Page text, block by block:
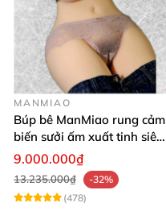
MANMIAO
Búp bê ManMiao rung cảm
biến sưởi ấm xuất tinh siêu
thực trải nghiệm
9.000.000₫
13.235.000₫
-32%
(478)